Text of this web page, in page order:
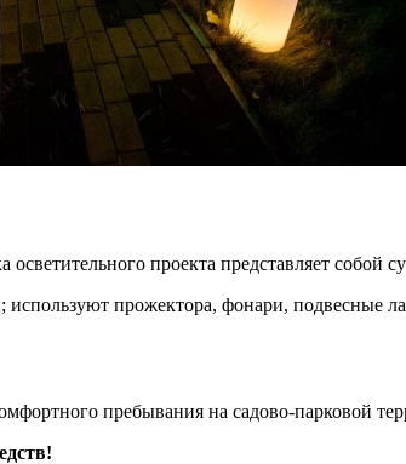
проекта представляет собой
используют прожектора, фонари, подвесные
пребывания на садово-парковой